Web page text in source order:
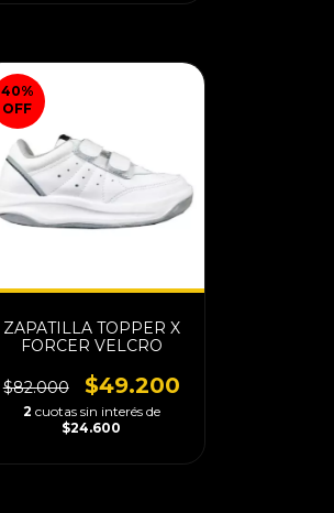
40%
OFF
ZAPATILLA TOPPER X
FORCER VELCRO
$82.000 $49.200
2 cuotas sin interés de
$24.600